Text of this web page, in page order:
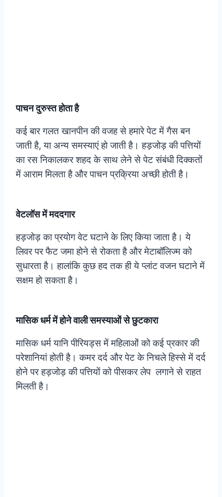
पाचन दुरुस्त होता है
कई बार गलत खानपीन की वजह से हमारे पेट में गैस बन
जाती है, या अन्य समस्याएं हो जाती है। हड़जोड़ की पत्तियों
का रस निकालकर शहद के साथ लेने से पेट संबंधी दिक्कतों
में आराम मिलता है और पाचन प्रक्रिया अच्छी होती है।
वेटलॉस में मददगार
हड़जोड़ का प्रयोग वेट घटाने के लिए किया जाता है। ये
लिवर पर फैट जमा होने से रोकता है और मेटाबॉलिज्म को
सुधारता है। हालांकि कुछ हद तक ही ये प्लांट वजन घटाने में
सक्षम हो सकता है।
मासिक धर्म में होने वाली समस्याओं से छुटकारा
मासिक धर्म यानि पीरियड्स में महिलाओं को कई प्रकार की
परेशानियां होती है। कमर दर्द और पेट के निचले हिस्से में दर्द
होने पर हड़जोड़ की पत्तियों को पीसकर लेप लगाने से राहत
मिलती है।